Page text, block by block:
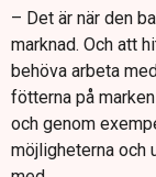
– Det är när den
marknad. Och att
behöva arbeta
fötterna på
och genom
möjligheterna och